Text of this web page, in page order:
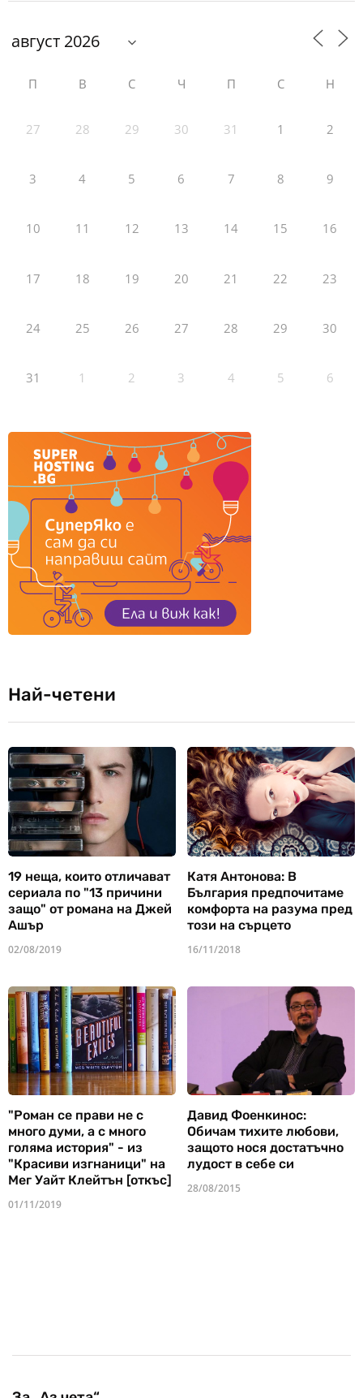
П В С Ч П С Н
27 28 29 30 31 1 2
3 4 5 6 7 8 9
10 11 12 13 14 15 16
17 18 19 20 21 22 23
24 25 26 27 28 29 30
31 1 2 3 4 5 6
Най-четени
19 неща, които отличават
сериала по "13 причини
защо" от романа на Джей
Ашър
02/08/2019
Катя Антонова: В
България предпочитаме
комфорта на разума пред
този на сърцето
16/11/2018
"Роман се прави не с
много думи, а с много
голяма история" - из
"Красиви изгнаници" на
Мег Уайт Клейтън [откъс]
01/11/2019
Давид Фоенкинос:
Обичам тихите любови,
защото нося достатъчно
лудост в себе си
28/08/2015